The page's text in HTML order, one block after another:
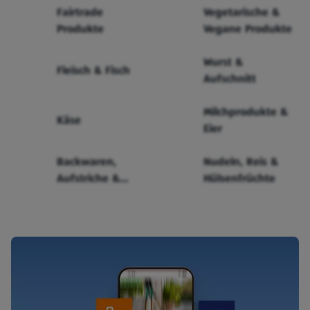
Fairtrade
Produkte
Vegetarische &
Vegane Produkte
Fleisch & Fisch
Wurst &
Aufschnitt
Käse
Milchprodukte &
Eier
Backwaren,
Aufstriche &
Nudeln, Reis &
Hülsenfrüchte